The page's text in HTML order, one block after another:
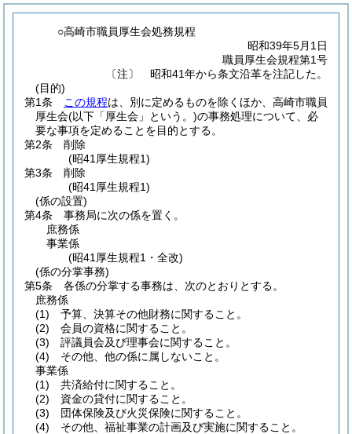
○高崎市職員厚生会処務規程
昭和39年5月1日
職員厚生会規程第1号
〔注〕 昭和41年から条文沿革を注記した。
(目的)
第1条
この規程は、別に定めるものを除くほか、高崎市職員
厚生会(以下「厚生会」という。)の事務処理について、必
要な事項を定めることを目的とする。
第2条
削除
(昭41厚生規程1)
第3条
削除
(昭41厚生規程1)
(係の設置)
第4条
事務局に次の係を置く。
庶務係
事業係
(昭41厚生規程1・全改)
(係の分掌事務)
第5条
各係の分掌する事務は、次のとおりとする。
庶務係
(1) 予算、決算その他財務に関すること。
(2) 会員の資格に関すること。
(3) 評議員会及び理事会に関すること。
(4) その他、他の係に属しないこと。
事業係
(1) 共済給付に関すること。
(2) 資金の貸付に関すること。
(3) 団体保険及び火災保険に関すること。
(4) その他、福祉事業の計画及び実施に関すること。